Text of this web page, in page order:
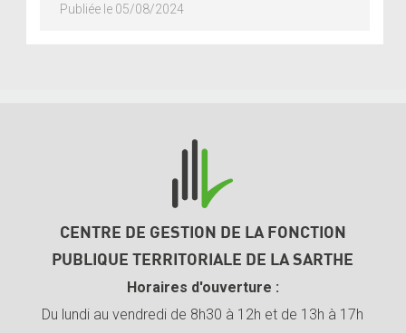
Publiée le 05/08/2024
CENTRE DE GESTION DE LA FONCTION
PUBLIQUE TERRITORIALE DE LA SARTHE
Horaires d'ouverture :
Du lundi au vendredi de 8h30 à 12h et de 13h à 17h